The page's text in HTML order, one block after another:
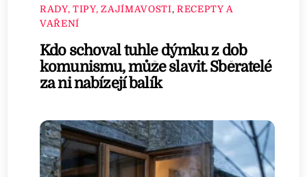
RADY, TIPY, ZAJÍMAVOSTI, RECEPTY A
VAŘENÍ
Kdo schoval tuhle dýmku z dob
komunismu, může slavit. Sběratelé
za ni nabízejí balík